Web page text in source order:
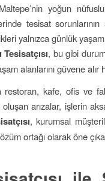
yoğun
tesisat sorunlarının
yalnızca günlük
, bu gibi
alanlarını güvene alır
restoran, kafe, ofis ve
arızalar, işlerin
, kurumsal
ortağı olarak öne